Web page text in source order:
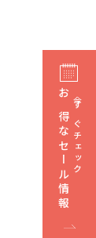
今すぐチェック
お得なセール情報